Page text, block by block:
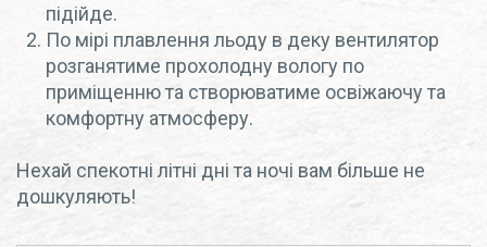
підійде.
По мірі плавлення льоду в деку вентилятор
розганятиме прохолодну вологу по
приміщенню та створюватиме освіжаючу та
комфортну атмосферу.
Нехай спекотні літні дні та ночі вам більше не
дошкуляють!